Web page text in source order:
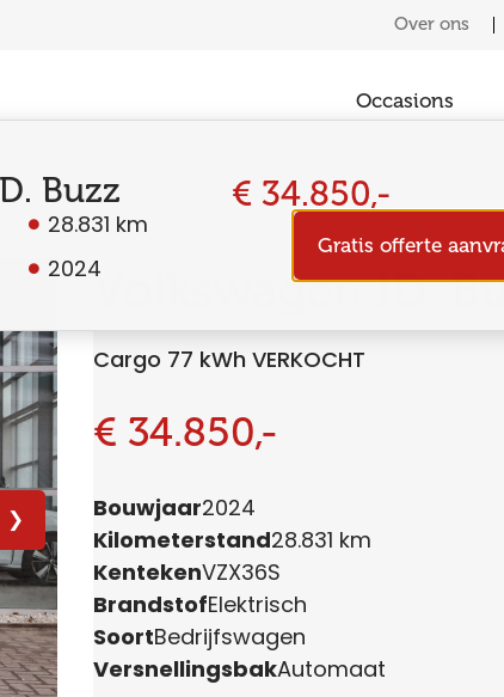
Over ons
Occasions
❯
Volkswagen ID.
Cargo 77 kWh VERKOCHT
€ 34.850,-
Bouwjaar2024
Kilometerstand28.831 km
KentekenVZX36S
BrandstofElektrisch
SoortBedrijfswagen
VersnellingsbakAutomaat
Buzz
28.831 km
2024
€ 34.850,-
Gratis offerte